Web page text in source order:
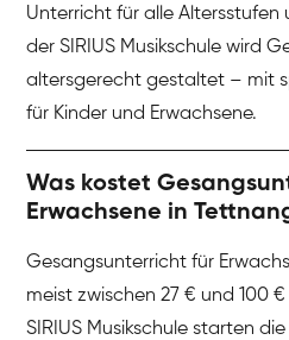
Unterricht für alle Altersstufen
der SIRIUS Musikschule wird
altersgerecht gestaltet – mit
für Kinder und Erwachsene.
Was kostet
Erwachsene in
Gesangsunterricht für
meist zwischen 27 € und 100
SIRIUS Musikschule starten